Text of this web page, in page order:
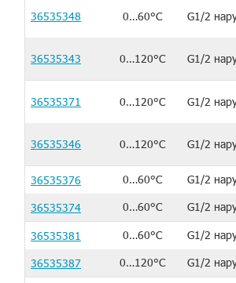
36535348 0…60°C G1/2
36535343 0…120°C G1/2
36535371 0…120°C G1/2
36535346 0…120°C G1/2
36535376 0…60°C G1/2
36535374 0…60°C G1/2
36535381 0…60°C G1/2
36535387 0…120°C G1/2